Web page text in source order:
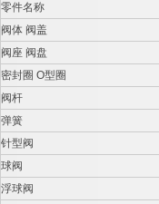
零件名称
阀体 阀盖
阀座 阀盘
密封圈 O型圈
阀杆
弹簧
针型阀
球阀
浮球阀